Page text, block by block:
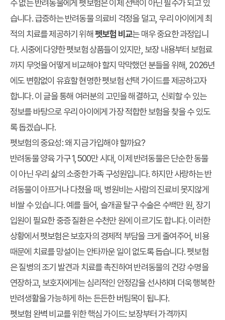
수 없는 반려동물에게 펫보험은 이제 선택이 아닌 필수가 되고 있
습니다. 급증하는 반려동물 의료비 걱정을 덜고, 우리 아이에게 최
적의 치료를 제공하기 위해 펫보험 비교는 매우 중요한 과정입니
다. 시중에 다양한 펫보험 상품들이 있지만, 보장 내용부터 보험료
까지 무엇을 어떻게 비교해야 할지 막막했던 분들을 위해, 2026년
에도 변함없이 유효할 현명한 펫보험 선택 가이드를 제공하고자
합니다. 이 글을 통해 여러분의 고민을 해결하고, 신뢰할 수 있는
정보를 바탕으로 우리 아이에게 가장 적합한 보험을 찾을 수 있도
록 돕겠습니다.
펫보험의 중요성: 왜 지금 가입해야 할까요?
반려동물 양육 가구 1,500만 시대, 이제 반려동물은 단순한 동물
이 아닌 우리 삶의 소중한 가족 구성원입니다. 하지만 사랑하는 반
려동물이 아프거나 다쳤을 때, 병원비는 사람의 진료비 못지않게
비쌀 수 있습니다. 예를 들어, 슬개골 탈구 수술은 수백만 원, 장기
입원이 필요한 중증 질환은 수천만 원에 이르기도 합니다. 이러한
상황에서 펫보험은 보호자의 경제적 부담을 크게 줄여주어, 비용
때문에 치료를 망설이는 안타까운 일이 없도록 돕습니다. 펫보험
은 질병의 조기 발견과 치료를 촉진하여 반려동물의 건강 수명을
연장하고, 보호자에게는 심리적인 안정감을 선사하며 더욱 행복한
반려생활을 가능하게 하는 든든한 버팀목이 됩니다.
펫보험 완벽 비교를 위한 핵심 가이드: 보장부터 가격까지